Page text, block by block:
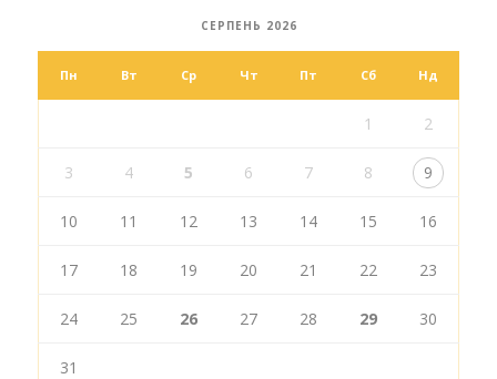
СЕРПЕНЬ 2026
Пн Вт Ср Чт Пт Сб Нд
1 2
3 4 5 6 7 8 9
10 11 12 13 14 15 16
17 18 19 20 21 22 23
24 25 26 27 28 29 30
31